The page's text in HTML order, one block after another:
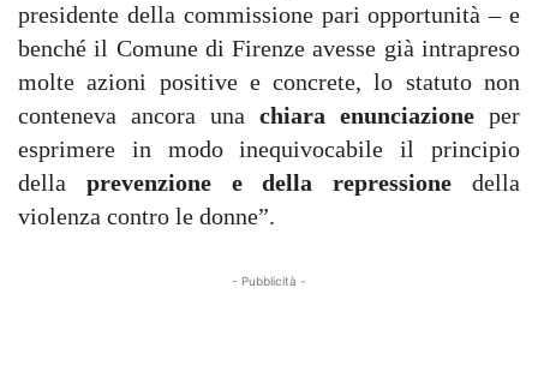
presidente della commissione pari opportunità – e
benché il Comune di Firenze avesse già intrapreso
molte azioni positive e concrete, lo statuto non
conteneva ancora una chiara enunciazione per
esprimere in modo inequivocabile il principio
della prevenzione e della repressione della
violenza contro le donne”.
- Pubblicità -